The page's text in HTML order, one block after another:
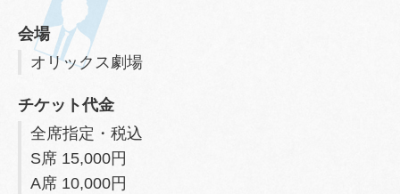
会場
オリックス劇場
チケット代金
全席指定・税込
S席 15,000円
A席 10,000円